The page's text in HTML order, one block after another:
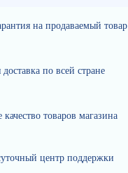
на продаваемый товар
доставка по всей стране
качество товаров магазина
центр поддержки